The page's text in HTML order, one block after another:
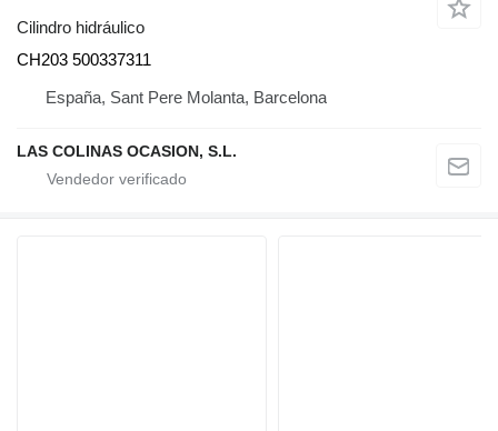
Cilindro hidráulico
CH203 500337311
España, Sant Pere Molanta, Barcelona
LAS COLINAS OCASION, S.L.